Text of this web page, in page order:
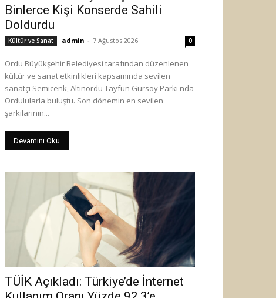
Binlerce Kişi Konserde Sahili
Doldurdu
Kültür ve Sanat admin - 7 Ağustos 2026 0
Ordu Büyükşehir Belediyesi tarafından düzenlenen
kültür ve sanat etkinlikleri kapsamında sevilen
sanatçı Semicenk, Altınordu Tayfun Gürsoy Parkı'nda
Ordulularla buluştu. Son dönemin en sevilen
şarkılarının...
Devamını Oku
TÜİK Açıkladı: Türkiye’de İnternet